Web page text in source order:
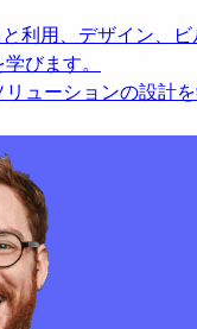
利用、デザイン、ビ
びます。
ューションの設計を